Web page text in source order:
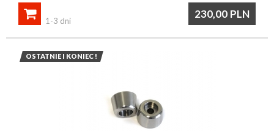
230,00 PLN

1-3 dni
OSTATNIE I KONIEC !